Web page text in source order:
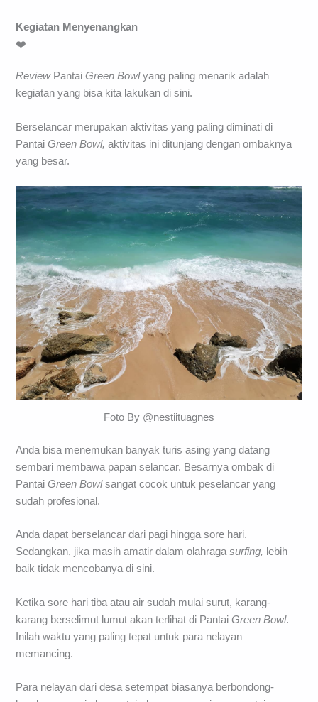
Kegiatan Menyenangkan
❤️
ReviewPantaiGreen Bowlyang paling menarik adalah
kegiatan yang bisa kita lakukan di sini.
Berselancar merupakan aktivitas yang paling diminati di
PantaiGreen Bowl, aktivitas ini ditunjang dengan ombaknya
yang besar.
Foto By @nestiituagnes
Anda bisa menemukan banyak turis asing yang datang
sembari membawa papan selancar. Besarnya ombak di
PantaiGreen Bowlsangat cocok untuk peselancar yang
sudah profesional.
Anda dapat berselancar dari pagi hingga sore hari.
Sedangkan, jika masih amatir dalam olahragasurfing, lebih
baik tidak mencobanya di sini.
Ketika sore hari tiba atau air sudah mulai surut, karang-
karang berselimut lumut akan terlihat di PantaiGreen Bowl.
Inilah waktu yang paling tepat untuk para nelayan
memancing.
Para nelayan dari desa setempat biasanya berbondong-